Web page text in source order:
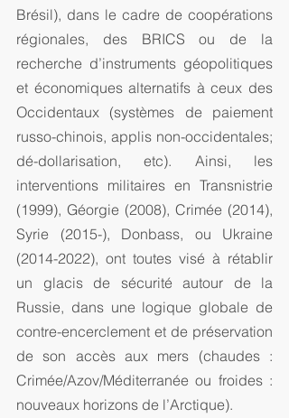
Brésil), dans le cadre de coopérations
régionales, des BRICS ou de la
recherche d’instruments géopolitiques
et économiques alternatifs à ceux des
Occidentaux (systèmes de paiement
russo-chinois, applis non-occidentales;
dé-dollarisation, etc). Ainsi, les
interventions militaires en Transnistrie
(1999), Géorgie (2008), Crimée (2014),
Syrie (2015-), Donbass, ou Ukraine
(2014-2022), ont toutes visé à rétablir
un glacis de sécurité autour de la
Russie, dans une logique globale de
contre-encerclement et de préservation
de son accès aux mers (chaudes :
Crimée/Azov/Méditerranée ou froides :
nouveaux horizons de l’Arctique).